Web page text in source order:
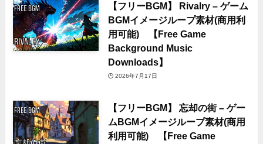
【フリーBGM】 Rivalry – ゲーム
BGMイメージループ素材(商用利
用可能) 【Free Game
Background Music
Downloads】
2026年7月17日
【フリーBGM】 忘却の街 – ゲー
ムBGMイメージループ素材(商用
利用可能) 【Free Game